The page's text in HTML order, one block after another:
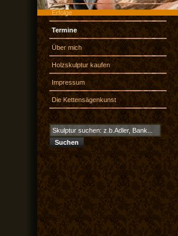
Erfolge
Termine
Über mich
Holzskulptur kaufen
Impressum
Die Kettensägenkunst